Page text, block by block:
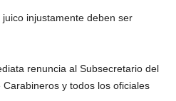
injustamente deben ser
renuncia al Subsecretario del
y todos los oficiales